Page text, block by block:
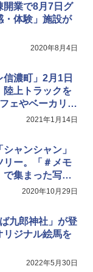
テント キューブワ
グ フルクローズ メ
ップアップテント P
ジュ
全性 金属製耐久 コ
運び便利 アウトド
会用 緑
水タープ 3×4.5m
ング UPF50+ UVカ
生地 遮光
開業で8月7日グ
・体験」施設が
2020年8月4日
濃町」2月1日
陸上トラックを
ェやベーカリー
2021年1月14日
ャンシャン」
リー。「＃メモ
で集まった写真
2020年10月29日
九郎神社」が登
リジナル絵馬を
2022年5月30日